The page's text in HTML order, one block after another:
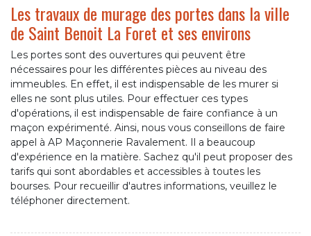
Les travaux de murage des portes dans la ville
de Saint Benoit La Foret et ses environs
Les portes sont des ouvertures qui peuvent être
nécessaires pour les différentes pièces au niveau des
immeubles. En effet, il est indispensable de les murer si
elles ne sont plus utiles. Pour effectuer ces types
d'opérations, il est indispensable de faire confiance à un
maçon expérimenté. Ainsi, nous vous conseillons de faire
appel à AP Maçonnerie Ravalement. Il a beaucoup
d'expérience en la matière. Sachez qu'il peut proposer des
tarifs qui sont abordables et accessibles à toutes les
bourses. Pour recueillir d'autres informations, veuillez le
téléphoner directement.